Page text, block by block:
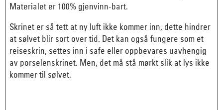
Materialet er 100% gjenvinn-bart.
Skrinet er så tett at ny luft ikke kommer inn, dette hindrer
at sølvet blir sort over tid. Det kan også fungere som et
reiseskrin, settes inn i safe eller oppbevares uavhengig
av porselenskrinet. Men, det må stå mørkt slik at lys ikke
kommer til sølvet.